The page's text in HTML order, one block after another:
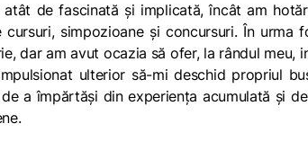
atât de fascinată și implicată, încât am
cursuri, simpozioane și concursuri. În
dar am avut ocazia să ofer, la rândul meu,
ulterior să-mi deschid propriul
a împărtăși din experiența acumulată și